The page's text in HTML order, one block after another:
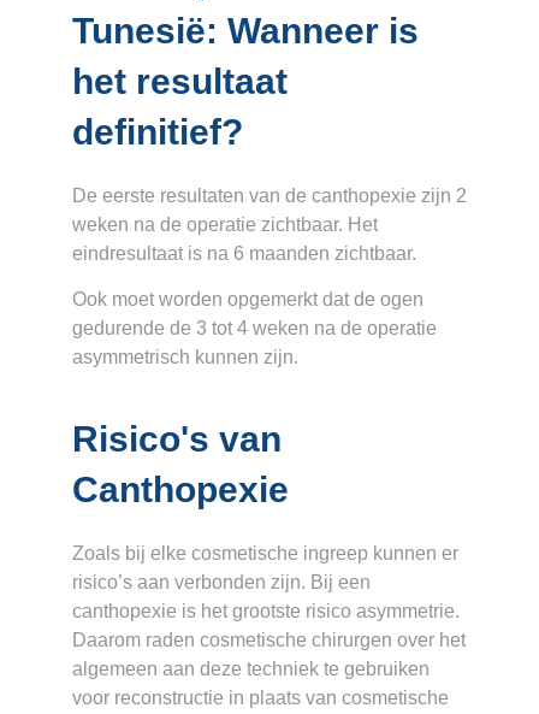
Tunesië: Wanneer is
het resultaat
definitief?
De eerste resultaten van de canthopexie zijn 2
weken na de operatie zichtbaar. Het
eindresultaat is na 6 maanden zichtbaar.
Ook moet worden opgemerkt dat de ogen
gedurende de 3 tot 4 weken na de operatie
asymmetrisch kunnen zijn.
Risico's van
Canthopexie
Zoals bij elke cosmetische ingreep kunnen er
risico’s aan verbonden zijn. Bij een
canthopexie is het grootste risico asymmetrie.
Daarom raden cosmetische chirurgen over het
algemeen aan deze techniek te gebruiken
voor reconstructie in plaats van cosmetische